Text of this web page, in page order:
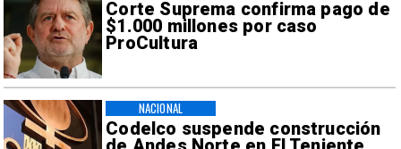
Corte Suprema confirma pago de
$1.000 millones por caso
ProCultura
Codelco suspende construcción
NACIONAL